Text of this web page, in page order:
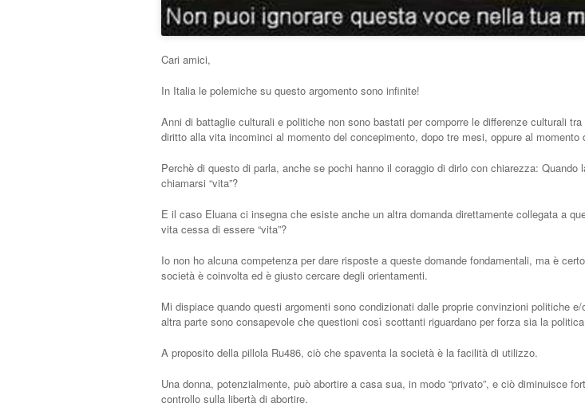
Cari amici,
In Italia le polemiche su questo argomento sono infinite!
Anni di battaglie culturali e politiche non sono bastati per comporre le differenze culturali
diritto alla vita incominci al momento del concepimento, dopo tre mesi, oppure al momento
Perchè di questo di parla, anche se pochi hanno il coraggio di dirlo con chiarezza: Quando
chiamarsi “vita”?
E il caso Eluana ci insegna che esiste anche un altra domanda direttamente collegata a
vita cessa di essere “vita”?
Io non ho alcuna competenza per dare risposte a queste domande fondamentali, ma è
società è coinvolta ed è giusto cercare degli orientamenti.
Mi dispiace quando questi argomenti sono condizionati dalle proprie convinzioni politiche e/
altra parte sono consapevole che questioni così scottanti riguardano per forza sia la
A proposito della pillola Ru486, ciò che spaventa la società è la facilità di utilizzo.
Una donna, potenzialmente, può abortire a casa sua, in modo “privato”, e ciò diminuisce
controllo sulla libertà di abortire.